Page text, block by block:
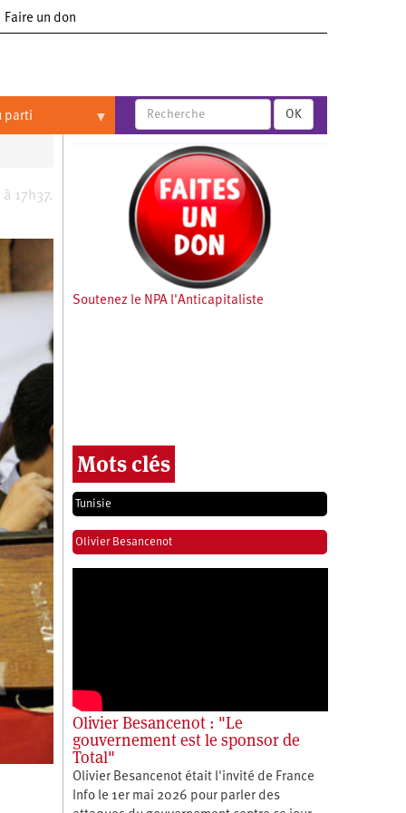
Faire un don
parti OK
17h37.
Soutenez le NPA l'Anticapitaliste
Mots clés
Tunisie
Olivier Besancenot
Olivier Besancenot : "Le
gouvernement est le sponsor de
Total"
Olivier Besancenot était l'invité de France
Info le 1er mai 2026 pour parler des